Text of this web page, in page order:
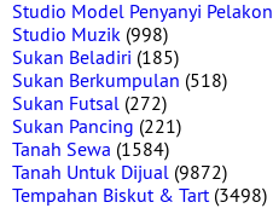
Studio Model Penyanyi Pelakon
Studio Muzik (998)
Sukan Beladiri (185)
Sukan Berkumpulan (518)
Sukan Futsal (272)
Sukan Pancing (221)
Tanah Sewa (1584)
Tanah Untuk Dijual (9872)
Tempahan Biskut & Tart(3498)